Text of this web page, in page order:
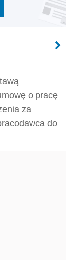
o pracę
za
do